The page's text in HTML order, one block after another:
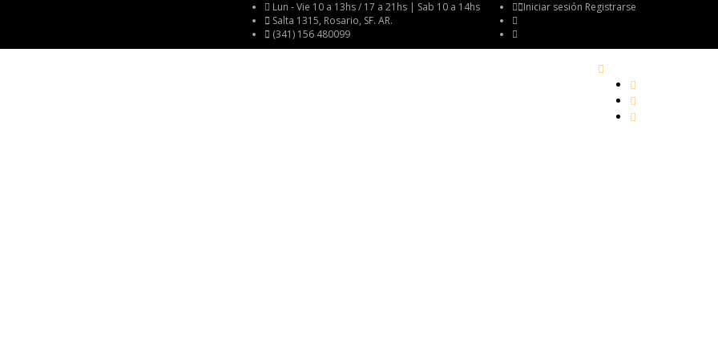
Iniciar sesión Registrarse
Lun - Vie 10 a 13hs / 17 a 21hs | Sab 10 a 14hs
Salta 1315, Rosario, SF. AR.
(341) 156 480099